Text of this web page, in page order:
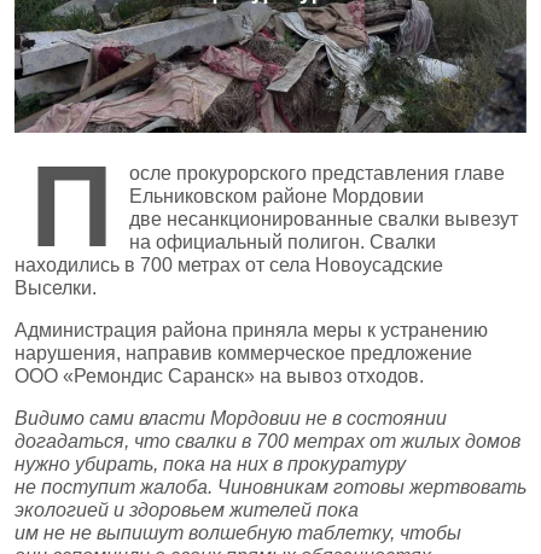
П
осле прокурорского представления главе
Ельниковском районе Мордовии
две несанкционированные свалки вывезут
на официальный полигон. Свалки
находились в 700 метрах от села Новоусадские
Выселки.
Администрация района приняла меры к устранению
нарушения, направив коммерческое предложение
ООО «Ремондис Саранск» на вывоз отходов.
Видимо сами власти Мордовии не в состоянии
догадаться, что свалки в 700 метрах от жилых домов
нужно убирать, пока на них в прокуратуру
не поступит жалоба. Чиновникам готовы жертвовать
экологией и здоровьем жителей пока
им не не выпишут волшебную таблетку, чтобы